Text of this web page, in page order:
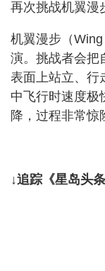
再次挑战机翼漫
机翼漫步（
演。挑战者会把
表面上站立、行
中飞行时速度极
降，过程非常惊
↓追踪《星岛头